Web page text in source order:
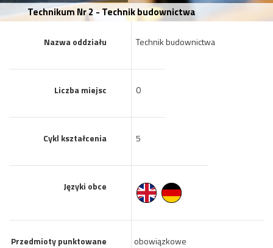
Technikum Nr 2 - Technik budownictwa
Nazwa oddziału Technik budownictwa
Liczba miejsc 0
Cykl kształcenia 5
Języki obce
Przedmioty punktowane
obowiązkowe